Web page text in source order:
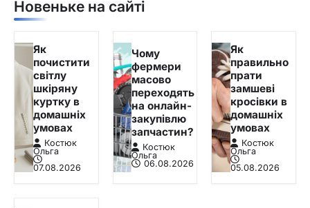
Новеньке на сайті
Як
почистити
світлу
шкіряну
куртку в
домашніх
умовах
Костюк
Ольга
07.08.2026
Чому
фермери
масово
переходять
на онлайн-
закупівлю
запчастин?
Костюк
Ольга
06.08.2026
Як
правильно
прати
замшеві
кросівки в
домашніх
умовах
Костюк
Ольга
05.08.2026